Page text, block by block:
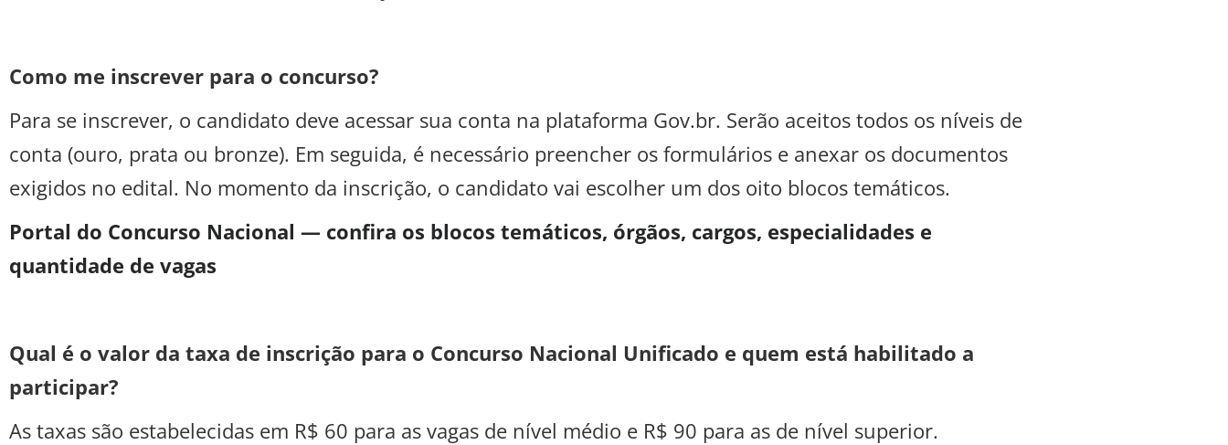
Como me inscrever para o concurso?
Para se inscrever, o candidato deve acessar sua conta na plataforma Gov.br. Serão aceitos todos os níveis de
conta (ouro, prata ou bronze). Em seguida, é necessário preencher os formulários e anexar os documentos
exigidos no edital. No momento da inscrição, o candidato vai escolher um dos oito blocos temáticos.
Portal do Concurso Nacional — confira os blocos temáticos, órgãos, cargos, especialidades e
quantidade de vagas
Qual é o valor da taxa de inscrição para o Concurso Nacional Unificado e quem está habilitado a
participar?
As taxas são estabelecidas em R$ 60 para as vagas de nível médio e R$ 90 para as de nível superior.